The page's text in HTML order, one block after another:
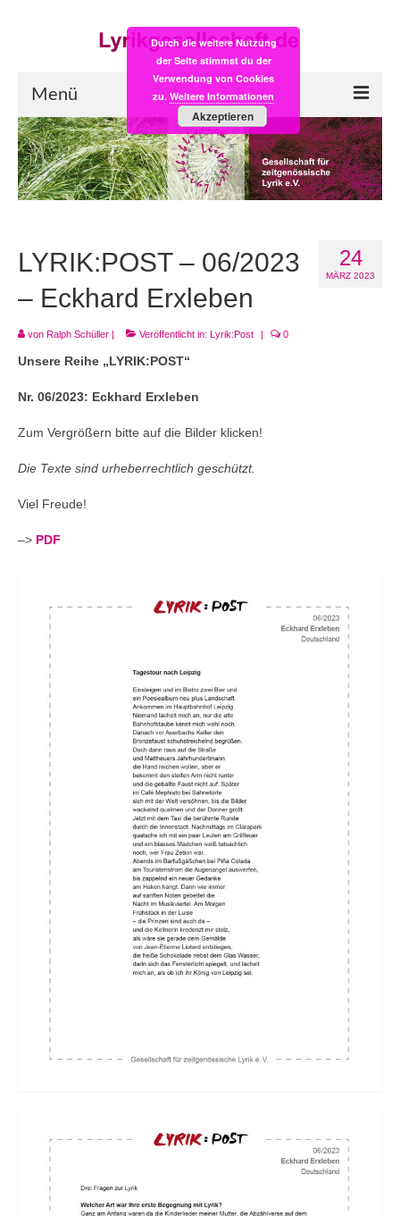
Menü
Start
LYRIK:POST
Einkaufsladen
Empfehlung des Monats
Veranstaltungen
Andenken
Neuerscheinungen von Mitgliedern
Ausschreibungen
Leipziger Lyrikbibliothek
Lyrikschaufenster im Literaturhaus Leipzig
24
MÄRZ 2023
LYRIK:POST – 06/2023
– Eckhard Erxleben
von Ralph Schüller | Veröffentlicht in: Lyrik:Post | 0
Unsere Reihe „LYRIK:POST“
Nr. 06/2023: Eckhard Erxleben
Zum Vergrößern bitte auf die Bilder klicken!
Die Texte sind urheberrechtlich geschützt.
Viel Freude!
–> PDF
Durch die weitere Nutzung
der Seite stimmst du der
Verwendung von Cookies
zu. Weitere Informationen
Akzeptieren